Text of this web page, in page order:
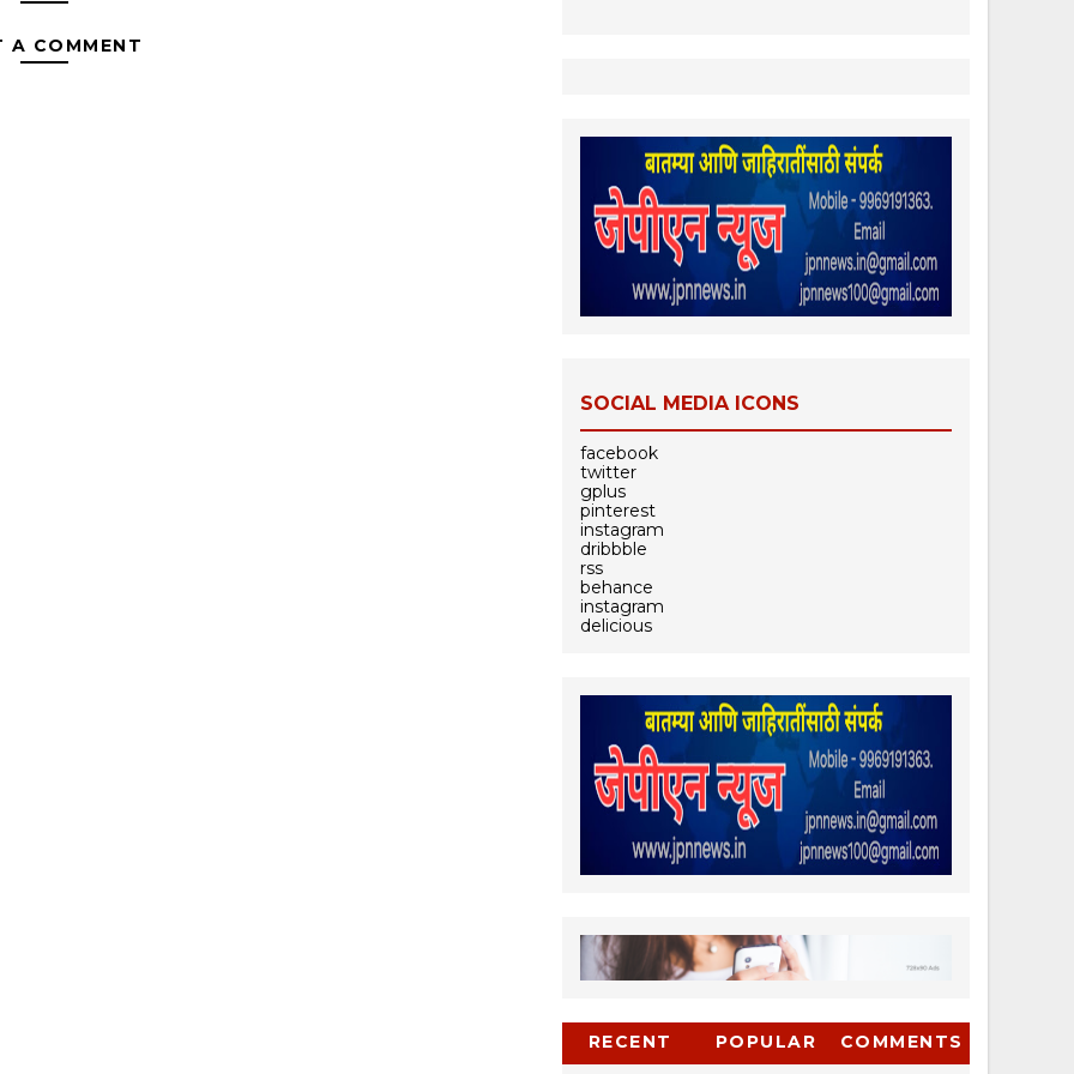
A COMMENT
SOCIAL MEDIA ICONS
facebook
twitter
gplus
pinterest
instagram
dribbble
rss
behance
instagram
delicious
RECENT POPULAR COMMENTS